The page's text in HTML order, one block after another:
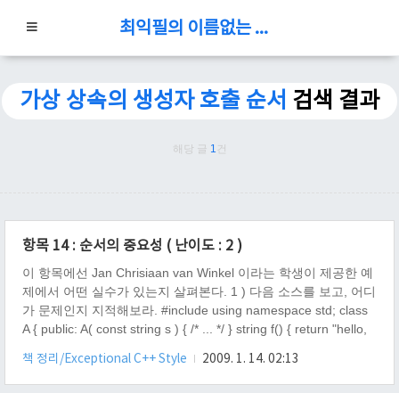
최익필의 이름없는 블로그
가상 상속의 생성자 호출 순서 검색 결과
해당 글 1 건
항목 14 : 순서의 중요성 ( 난이도 : 2 )
이 항목에선 Jan Chrisiaan van Winkel 이라는 학생이 제공한 예
제에서 어떤 실수가 있는지 살펴본다. 1 ) 다음 소스를 보고, 어디
가 문제인지 지적해보라. #include using namespace std; class
A { public: A( const string s ) { /* ... */ } string f() { return "hello,
string s; }; int main( void ) { B b; return 0; } 난 이 문제를 보고,
재석이와 함께 고민했었다. 어느 부분이 문제일거 같다는 느낌
책 정리/Exceptional C++ Style 2009. 1. 14. 02:13